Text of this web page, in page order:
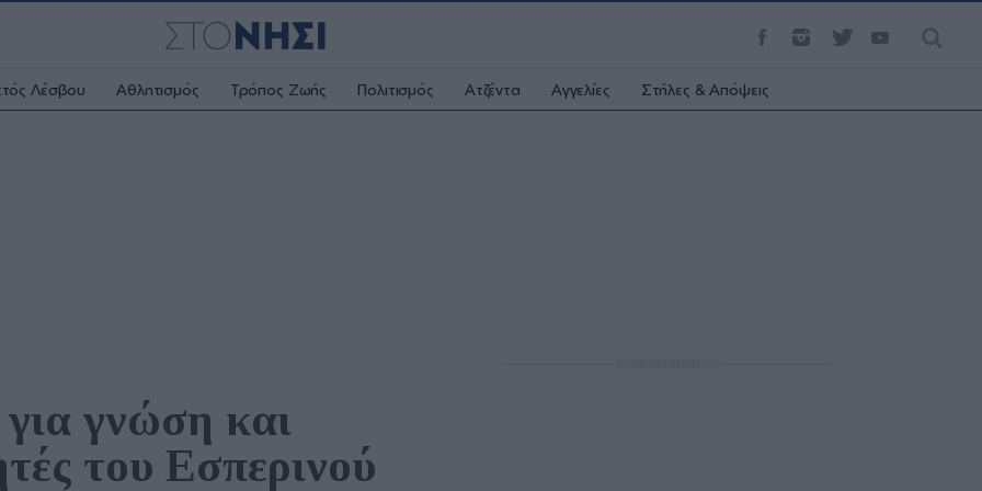
Λέσβου Αθλητισμός Τρόπος Ζωής Πολιτισμός Ατζέντα Αγγελίες Στήλες & Απόψεις
γνώση και
του Εσπερινού